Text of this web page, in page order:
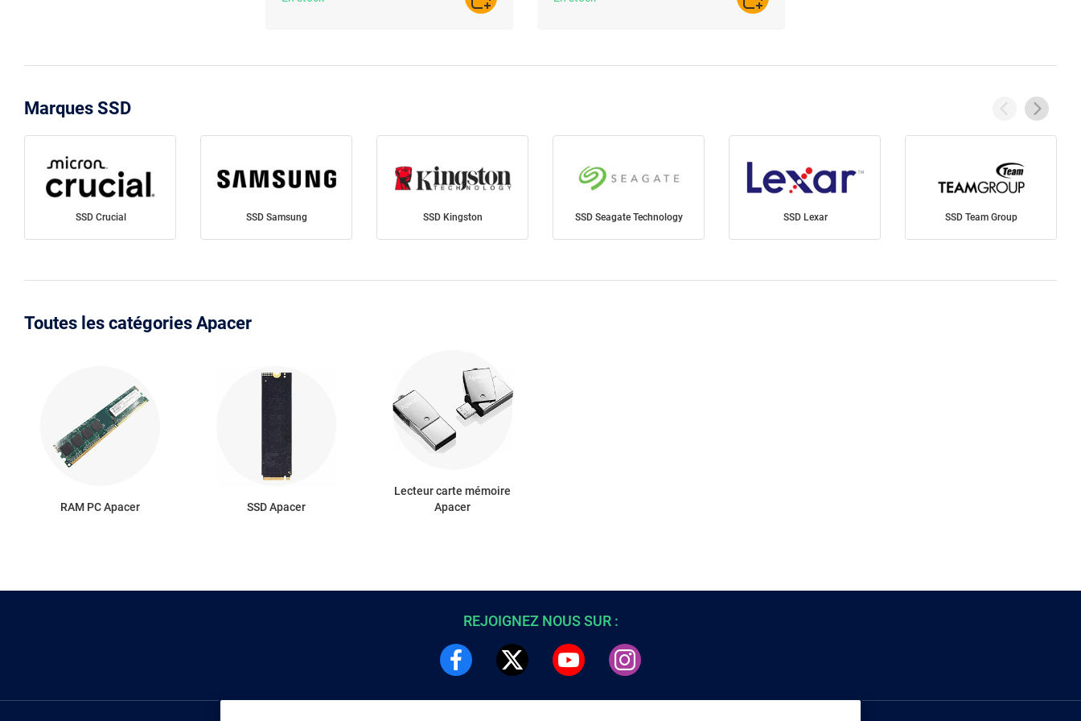
AJOUTER AU PANIER AJOUTER AU PANIER
Marques SSD
SSD Crucial SSD Samsung SSD Kingston SSD Seagate Technology SSD Lexar SSD Team Group
Toutes les catégories Apacer
RAM PC Apacer SSD Apacer
Lecteur carte mémoire
Apacer
REJOIGNEZ NOUS SUR :